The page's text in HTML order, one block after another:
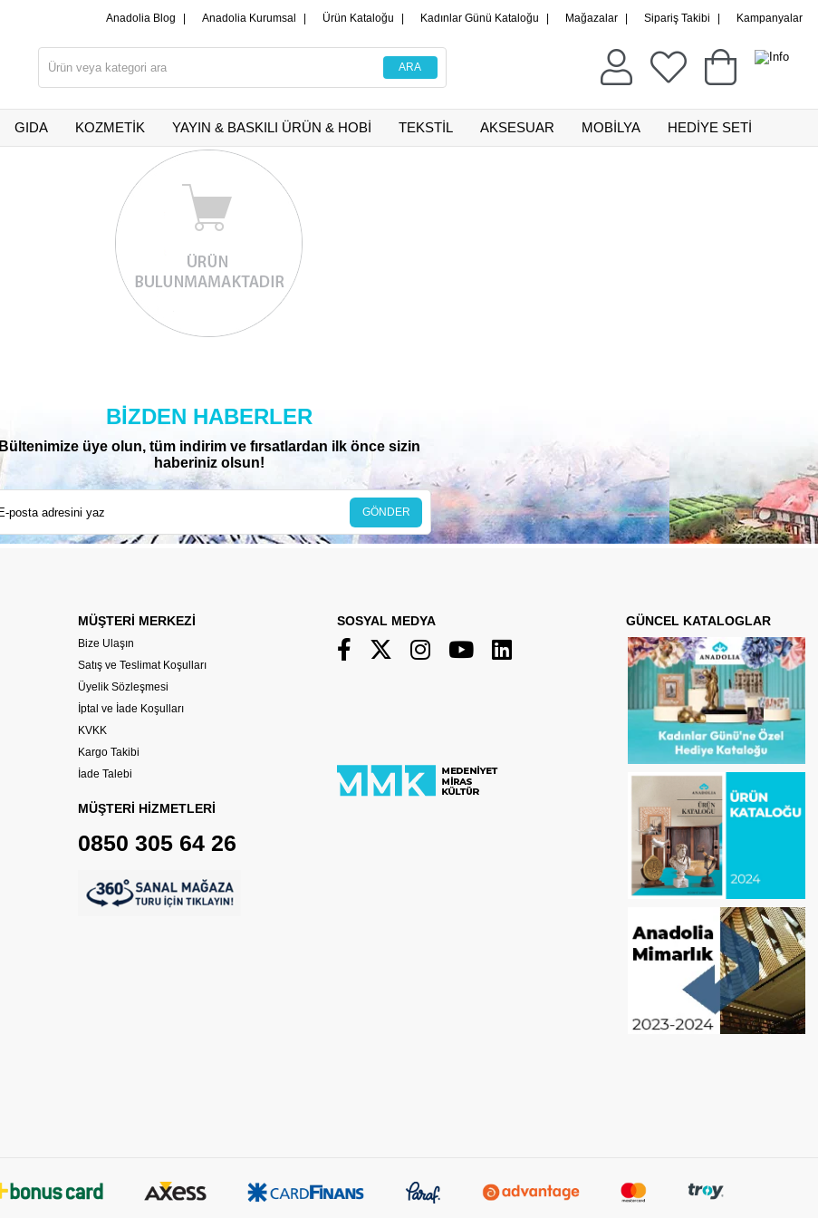
Anadolia Blog Anadolia Kurumsal Ürün Kataloğu Kadınlar Günü Kataloğu Mağazalar Sipariş Takibi Kampanyalar
GIDA KOZMETİK YAYIN & BASKILI ÜRÜN & HOBİ TEKSTİL AKSESUAR MOBİLYA HEDİYE SETİ
BIZDEN HABERLER
Bültenimize üye olun, tüm indirim ve fırsatlardan ilk önce sizin
haberiniz olsun!
GÖNDER
MÜŞTERİ MERKEZİ
Bize Ulaşın
Satış ve Teslimat Koşulları
Üyelik Sözleşmesi
İptal ve İade Koşulları
KVKK
Kargo Takibi
İade Talebi
MÜŞTERİ HİZMETLERİ
0850 305 64 26
SOSYAL MEDYA GÜNCEL KATALOGLAR